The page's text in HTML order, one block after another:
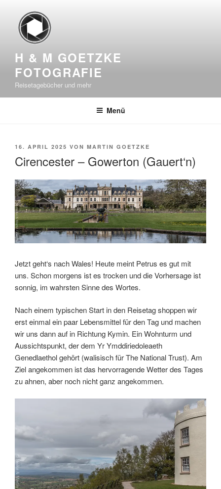
springen
H & M GOETZKE
FOTOGRAFIE
Reisetagebücher und mehr
Menü
VERÖFFENTLICHT
16. APRIL 2025 VON MARTIN GOETZKE
Cirencester – Gowerton (Gauert‘n)
Jetzt geht‘s nach Wales! Heute meint Petrus es gut mit
uns. Schon morgens ist es trocken und die Vorhersage ist
sonnig, im wahrsten Sinne des Wortes.
Nach einem typischen Start in den Reisetag shoppen wir
erst einmal ein paar Lebensmittel für den Tag und machen
wir uns dann auf in Richtung Kymin. Ein Wohnturm und
Aussichtspunkt, der dem Yr Ymddiriedoleaeth
Genedlaethol gehört (walisisch für The National Trust). Am
Ziel angekommen ist das hervorragende Wetter des Tages
zu ahnen, aber noch nicht ganz angekommen.